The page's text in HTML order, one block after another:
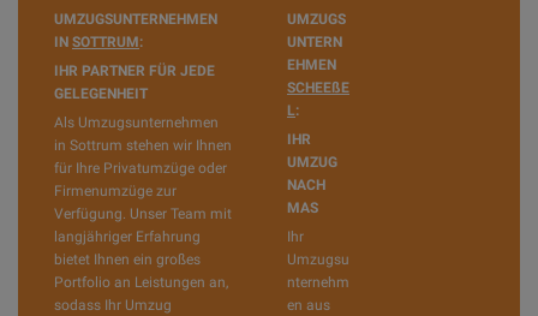
UMZUGSUNTERNEHMEN
IN SOTTRUM:
IHR PARTNER FÜR JEDE
GELEGENHEIT
Als Umzugsunternehmen
in Sottrum stehen wir Ihnen
für Ihre Privatumzüge oder
Firmenumzüge zur
Verfügung. Unser Team mit
langjähriger Erfahrung
bietet Ihnen ein großes
Portfolio an Leistungen an,
sodass Ihr Umzug
UMZUGS
UNTERN
EHMEN
SCHEEßE
L:
IHR
UMZUG
NACH
MAS
Ihr
Umzugsu
nternehm
en aus